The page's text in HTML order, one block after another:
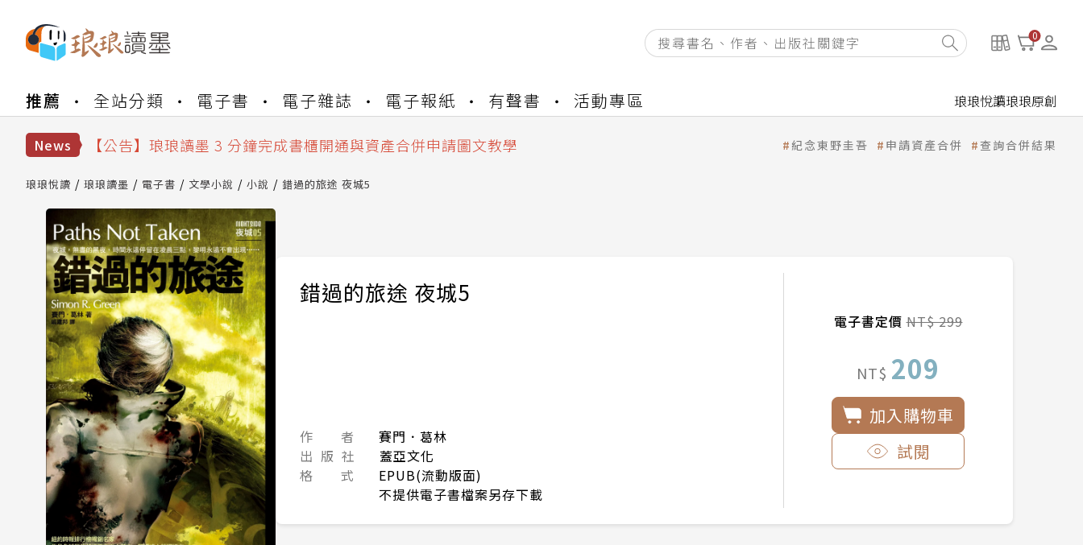
0
推薦 全站分類 電子書 電子雜誌 電子報紙 有聲書 活動專區 琅琅悅讀琅琅原創
News
【公告】琅琅讀墨數位閱讀資產合併與書櫃開通申請
【公告】琅琅讀墨 3 分鐘完成書櫃開通與資產合併申請圖文教學
【公告】琅琅讀墨數位閱讀資產合併與書櫃開通申請
紀念東野圭吾 申請資產合併 查詢合併結果
琅琅悅讀 琅琅讀墨 電子書 文學小說 小說 錯過的旅途 夜城5
錯過的旅途 夜城5
作 者
賽門．葛林
出 版 社
蓋亞文化
格 式
EPUB(流動版面)
不提供電子書檔案另存下載
電子書定價NT$ 299
NT$ 209
加入購物車
試閱